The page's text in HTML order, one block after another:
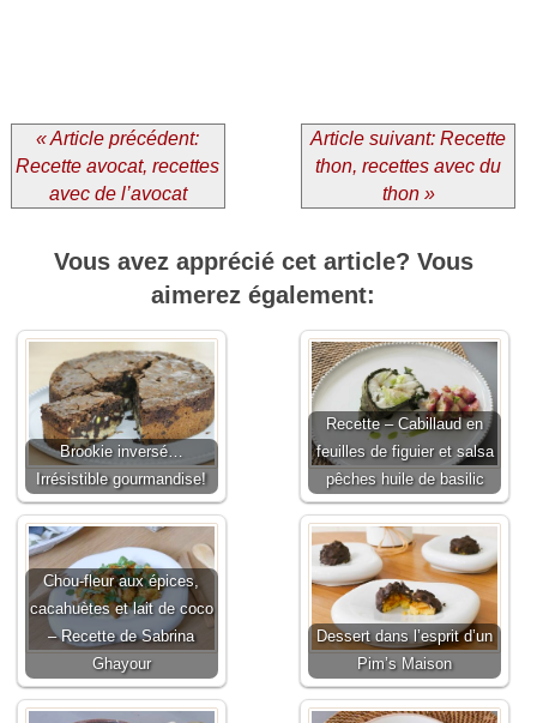
« Article précédent:
Recette avocat, recettes
avec de l’avocat
Article suivant: Recette
thon, recettes avec du
thon »
Vous avez apprécié cet article? Vous
aimerez également:
Brookie inversé…
Irrésistible gourmandise!
Recette – Cabillaud en
feuilles de figuier et salsa
pêches huile de basilic
Chou-fleur aux épices,
cacahuètes et lait de coco
– Recette de Sabrina
Ghayour
Dessert dans l’esprit d’un
Pim’s Maison